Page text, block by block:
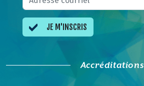
JE M'INSCRIS
Accréditations